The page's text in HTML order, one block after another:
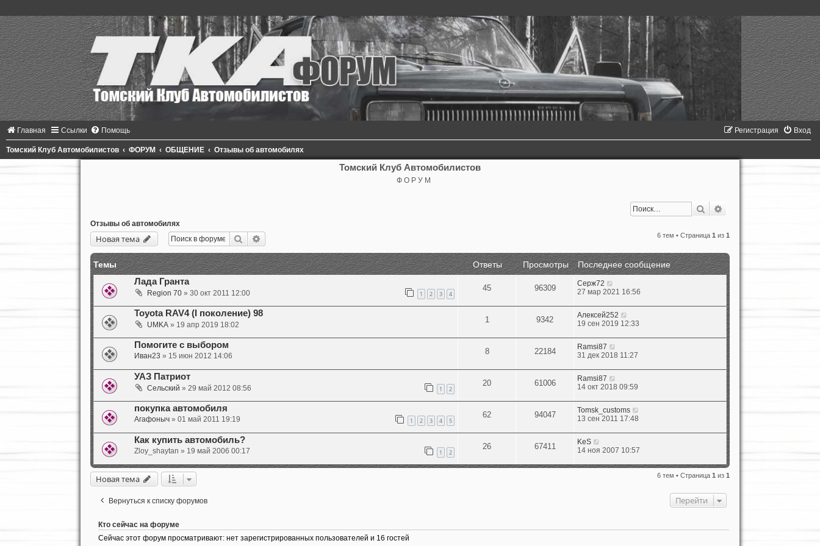
Главная Ссылки Помощь Вход
Регистрация
Томский Клуб Автомобилистов ФОРУМ ОБЩЕНИЕ Отзывы об автомобилях
Томский Клуб Автомобилистов
Ф О Р У М
Поиск
Отзывы об автомобилях
Новая тема Поиск 6 тем • Страница1 из1
Темы Ответы Просмотры
Последнее сообщение
Лада Гранта
Region 70» 30 окт 2011 12:00 1 2 3 4
45 96309
Серж72
27 мар 2021 16:56
Toyota RAV4 (I поколение) 98
UMKA» 19 апр 2019 18:02
1 9342
Алексей252
19 сен 2019 12:33
Помогите с выбором
Иван23 » 15 июн 2012 14:06
8 22184
Ramsi87
31 дек 2018 11:27
УАЗ Патриот
Сельский » 29 май 2012 08:56 1 2
20 61006
Ramsi87
14 окт 2018 09:59
покупка автомобиля
Агафоныч» 01 май 2011 19:19 1 2 3 4 5
62 94047
Tomsk_customs
13 сен 2011 17:48
Как купить автомобиль?
Zloy_shaytan » 19 май 2006 00:17 1 2
26 67411
KeS
14 ноя 2007 10:57
Новая тема 6 тем • Страница1 из1
Вернуться к списку форумов Перейти
Кто сейчас на форуме
Сейчас этот форум просматривают: нет зарегистрированных пользователей и 16 гостей